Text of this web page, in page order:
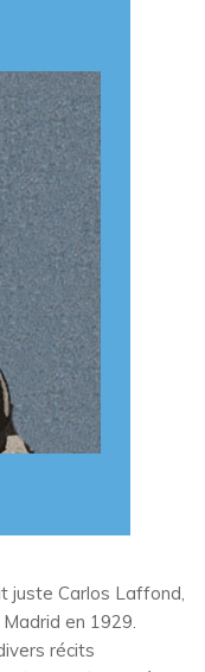
juste Carlos Laffond,
en 1929.
récits